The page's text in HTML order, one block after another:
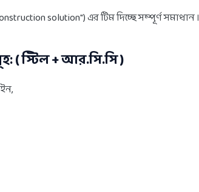
solution") এর টিম দিচ্ছে সম্পূর্ণ সমাধান ।
( স্টিল + আর.সি.সি )